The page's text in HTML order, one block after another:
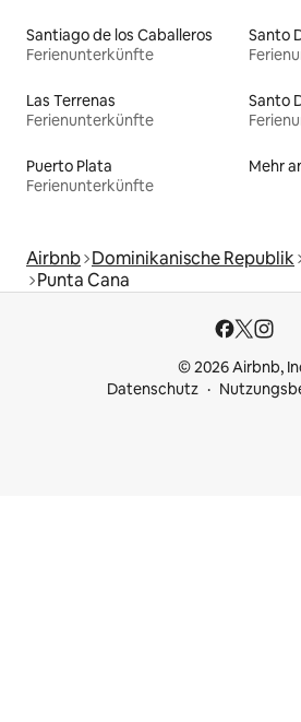
Santiago de los Caballeros
Ferienunterkünfte
Santo
Las Terrenas
Ferienunterkünfte
Santo
Puerto Plata
Ferienunterkünfte
Mehr
Airbnb Dominikanische Republik
Punta Cana
© 2026 Airbnb,
Datenschutz